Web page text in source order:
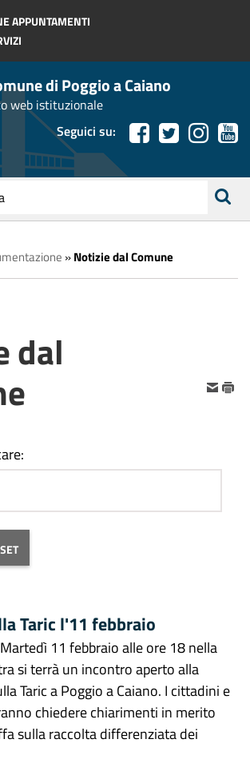
APPUNTAMENTI
di Poggio a Caiano
web istituzionale
Seguici su:
»Notizie dal Comune
dal
Taric l'11 febbraio
11 febbraio alle ore 18 nella
si terrà un incontro aperto alla
Taric a Poggio a Caiano. I cittadini e
chiedere chiarimenti in merito
sulla raccolta differenziata dei